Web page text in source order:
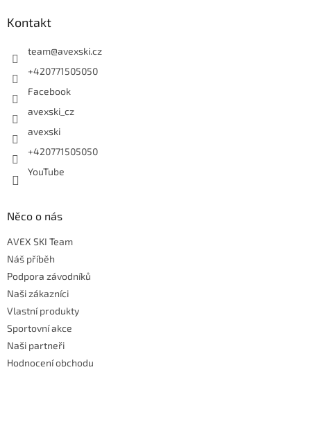
Kontakt
team@avexski.cz
+420771505050
Facebook
avexski_cz
avexski
+420771505050
YouTube
Něco o nás
AVEX SKI Team
Náš příběh
Podpora závodníků
Naši zákazníci
Vlastní produkty
Sportovní akce
Naši partneři
Hodnocení obchodu